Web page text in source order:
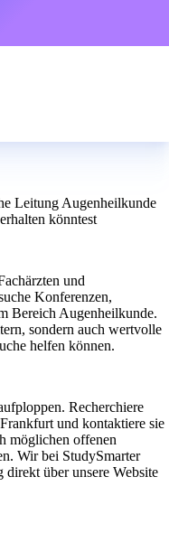
Leitung Augenheilkunde
könntest
und
Konferenzen,
Bereich Augenheilkunde.
sondern auch wertvolle
helfen können.
Recherchiere
und kontaktiere sie
möglichen offenen
Wir bei StudySmarter
über unsere Website